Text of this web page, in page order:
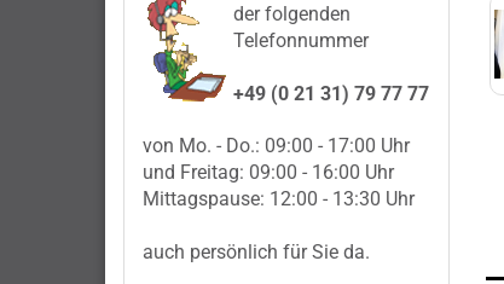
der folgenden
Telefonnummer
+49 (0 21 31) 79 77 77
von Mo. - Do.: 09:00 - 17:00 Uhr
und Freitag: 09:00 - 16:00 Uhr
Mittagspause: 12:00 - 13:30 Uhr
auch persönlich für Sie da.